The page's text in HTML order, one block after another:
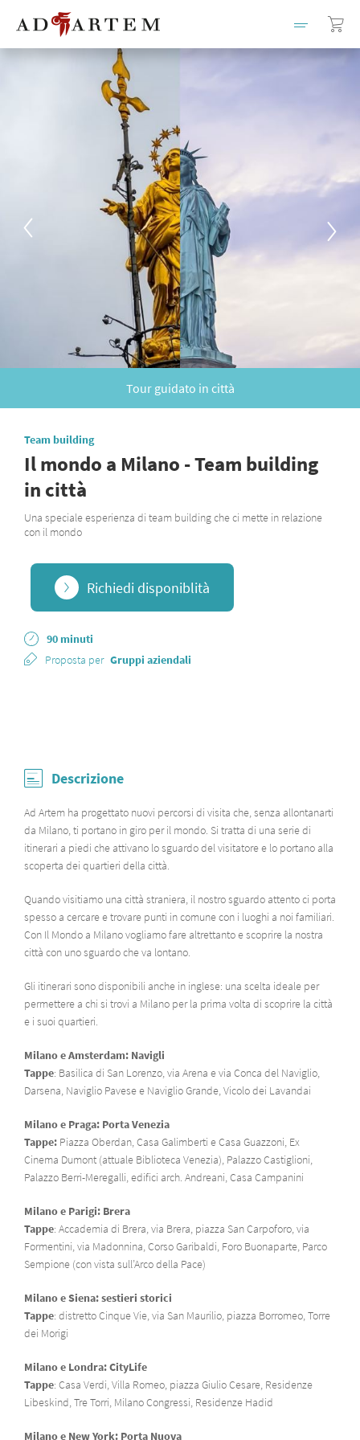
Tour guidato in città
Team building
Il mondo a Milano - Team building
in città
Una speciale esperienza di team building che ci mette in relazione
con il mondo
Richiedi disponiblità
90 minuti
Proposta per Gruppi aziendali
Descrizione
Ad Artem ha progettato nuovi percorsi di visita che, senza allontanarti
da Milano, ti portano in giro per il mondo. Si tratta di una serie di
itinerari a piedi che attivano lo sguardo del visitatore e lo portano alla
scoperta dei quartieri della città.
Quando visitiamo una città straniera, il nostro sguardo attento ci porta
spesso a cercare e trovare punti in comune con i luoghi a noi familiari.
Con Il Mondo a Milano vogliamo fare altrettanto e scoprire la nostra
città con uno sguardo che va lontano.
Gli itinerari sono disponibili anche in inglese: una scelta ideale per
permettere a chi si trovi a Milano per la prima volta di scoprire la città
e i suoi quartieri.
Milano e Amsterdam: Navigli
Tappe: Basilica di San Lorenzo, via Arena e via Conca del Naviglio,
Darsena, Naviglio Pavese e Naviglio Grande, Vicolo dei Lavandai
Milano e Praga: Porta Venezia
Tappe: Piazza Oberdan, Casa Galimberti e Casa Guazzoni, Ex
Cinema Dumont (attuale Biblioteca Venezia), Palazzo Castiglioni,
Palazzo Berri-Meregalli, edifici arch. Andreani, Casa Campanini
Milano e Parigi: Brera
Tappe: Accademia di Brera, via Brera, piazza San Carpoforo, via
Formentini, via Madonnina, Corso Garibaldi, Foro Buonaparte, Parco
Sempione (con vista sull’Arco della Pace)
Milano e Siena: sestieri storici
Tappe: distretto Cinque Vie, via San Maurilio, piazza Borromeo, Torre
dei Morigi
Milano e Londra: CityLife
Tappe: Casa Verdi, Villa Romeo, piazza Giulio Cesare, Residenze
Libeskind, Tre Torri, Milano Congressi, Residenze Hadid
Milano e New York: Porta Nuova